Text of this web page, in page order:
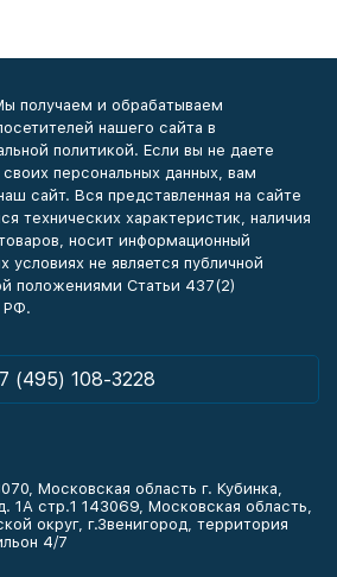
получаем и обрабатываем
нашего сайта в
политикой. Если вы не даете
персональных данных, вам
сайт. Вся представленная на сайте
технических характеристик, наличия
носит информационный
условиях не является публичной
положениями Статьи 437(2)
РФ.
(495) 108-3228
Московская область г. Кубинка,
1А стр.1 143069, Московская область,
округ, г.Звенигород, территория
4/7